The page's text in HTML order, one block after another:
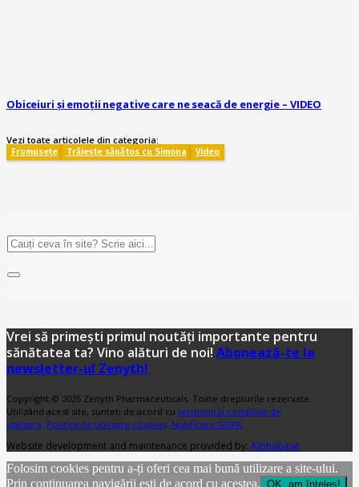
Obiceiuri și emoții negative care ne seacă de energie – VIDEO
Vezi toate articolele din categoria:
Frumusețe Trăiește sănătos cu Simona Video
Vrei să primești primul noutăți importante pentru
sănătatea ta? Vino alături de noi! Abonează-te la
newsletter-ul Zenyth!
Copyright © 2025 Zenyth Pharmaceuticals. Toate drepturile rezervate.
Utilizând acest site, sunteți de acord cu termenii și condițiile de
utilizare. Politica de utilizare cookies. Notificare GDPR.
Website development and maintenance provided by: Alphabase
Folosim cookies pentru a-ți oferi cea mai bună utilizare a site-ului.
Prin continuarea navigării ești de acord cu acestea. OK, am înțeles!